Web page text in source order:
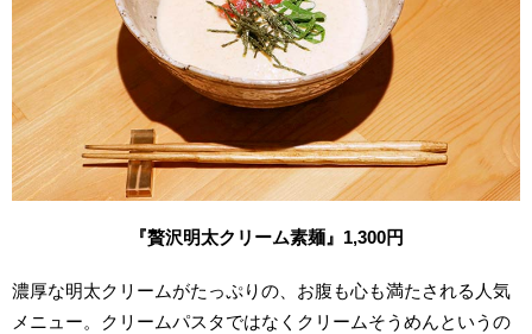
『贅沢明太クリーム素麺』 1,300円
濃厚な明太クリームがたっぷりの、お腹も心も満たされる人気
メニュー。クリームパスタではなくクリームそうめんというの